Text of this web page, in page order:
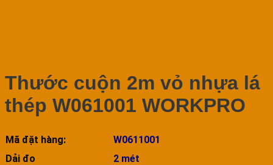
Thước cuộn 2m vỏ nhựa lá
thép W061001 WORKPRO
Mã đặt hàng:
W0611001
Dải đo
2 mét